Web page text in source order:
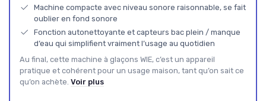
Machine compacte avec niveau sonore raisonnable, se fait
oublier en fond sonore
Fonction autonettoyante et capteurs bac plein / manque
d’eau qui simplifient vraiment l’usage au quotidien
Au final, cette machine à glaçons WIE, c’est un appareil
pratique et cohérent pour un usage maison, tant qu’on sait ce
qu’on achète. Voir plus